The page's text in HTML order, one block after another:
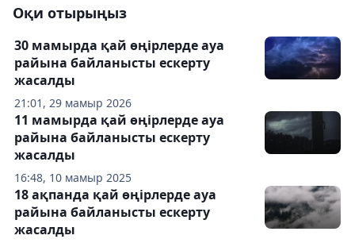
Оқи отырыңыз
21:01, 29 мамыр 2026
30 мамырда қай өңірлерде ауа
райына байланысты ескерту
жасалды
16:48, 10 мамыр 2025
11 мамырда қай өңірлерде ауа
райына байланысты ескерту
жасалды
18 ақпанда қай өңірлерде ауа
райына байланысты ескерту
жасалды